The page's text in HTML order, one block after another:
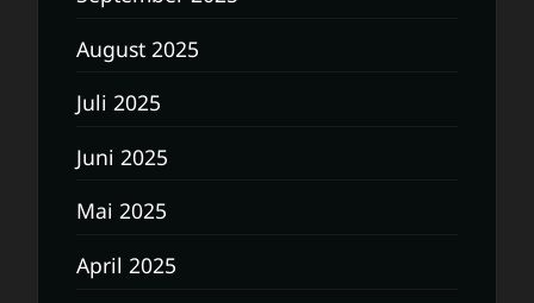
August 2025
Juli 2025
Juni 2025
Mai 2025
April 2025